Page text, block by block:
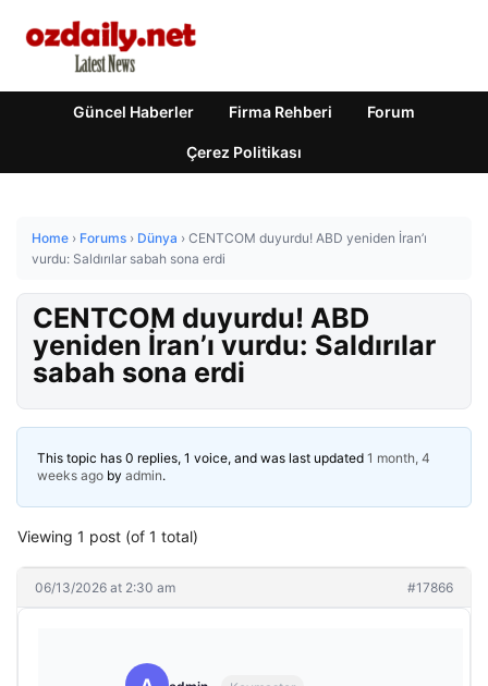
Güncel Haberler Firma Rehberi Forum
Çerez Politikası
Home › Forums › Dünya › CENTCOM duyurdu! ABD yeniden İran’ı
vurdu: Saldırılar sabah sona erdi
CENTCOM duyurdu! ABD
yeniden İran’ı vurdu: Saldırılar
sabah sona erdi
This topic has 0 replies, 1 voice, and was last updated 1 month, 4
weeks ago by admin.
Viewing 1 post (of 1 total)
06/13/2026 at 2:30 am #17866